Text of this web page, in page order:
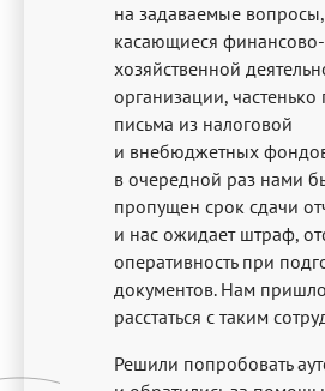
на задаваемые вопросы,
касающиеся финансово-
хозяйственной
организации,
письма из налоговой
и внебюджетных
в очередной раз нами
пропущен срок сдачи
и нас ожидает штраф,
оперативность при
документов. Нам
расстаться с таким
Решили попробовать